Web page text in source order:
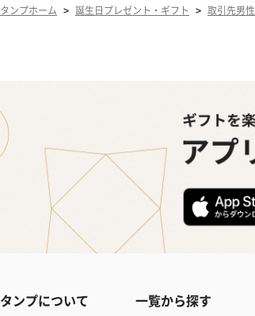
タンプホーム > 誕生日プレゼント・ギフト > 取引先男性
タンプについて 一覧から探す